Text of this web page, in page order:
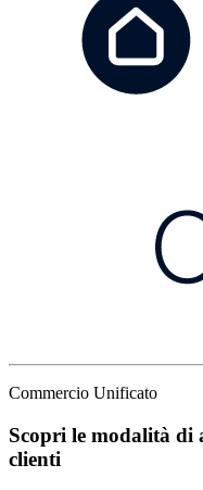
Commercio Unificato
Scopri le modalità di
clienti